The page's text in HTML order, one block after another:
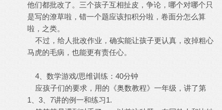
他们都批改了。三个孩子互相扯皮，争论，哪个对哪个只
是写的潦草啦，错一个题应该扣积分啦，卷面分怎么算
啦，之类。
不过，给人批改作业，确实能让孩子更认真，改掉粗心
马虎的毛病，也能更有责任心。
4、数学游戏/思维训练：40分钟
应孩子们的要求，用的《奥数教程》一年级，讲了第
1、3、7讲的例一和练习1.